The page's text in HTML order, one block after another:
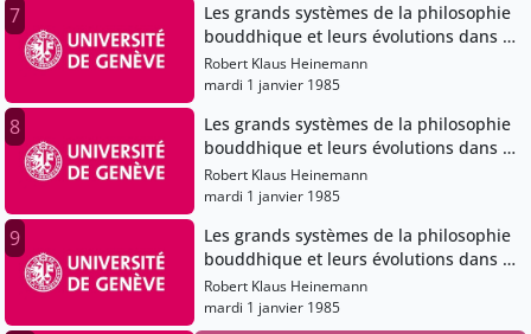
7
Les grands systèmes de la philosophie
bouddhique et leurs évolutions dans le
bouddhisme japonais
Robert Klaus Heinemann
mardi 1 janvier 1985
8
Les grands systèmes de la philosophie
bouddhique et leurs évolutions dans le
bouddhisme japonais
Robert Klaus Heinemann
mardi 1 janvier 1985
9
Les grands systèmes de la philosophie
bouddhique et leurs évolutions dans le
bouddhisme japonais
Robert Klaus Heinemann
mardi 1 janvier 1985